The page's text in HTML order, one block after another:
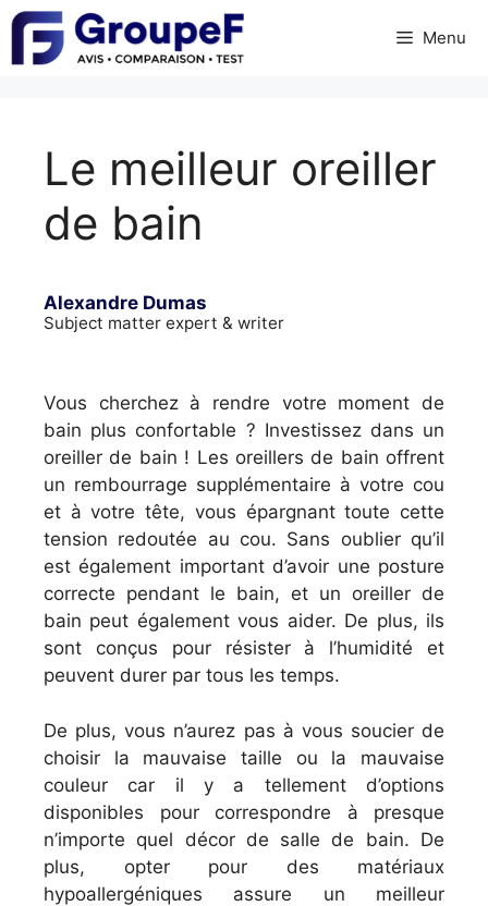
Skip
content
Menu
Le meilleur oreiller
de bain
Alexandre Dumas
Subject matter expert & writer
Vous cherchez à rendre votre moment de
bain plus confortable ? Investissez dans un
oreiller de bain ! Les oreillers de bain offrent
un rembourrage supplémentaire à votre cou
et à votre tête, vous épargnant toute cette
tension redoutée au cou. Sans oublier qu’il
est également important d’avoir une posture
correcte pendant le bain, et un oreiller de
bain peut également vous aider. De plus, ils
sont conçus pour résister à l’humidité et
peuvent durer par tous les temps.
De plus, vous n’aurez pas à vous soucier de
choisir la mauvaise taille ou la mauvaise
couleur car il y a tellement d’options
disponibles pour correspondre à presque
n’importe quel décor de salle de bain. De
plus, opter pour des matériaux
hypoallergéniques assure un meilleur